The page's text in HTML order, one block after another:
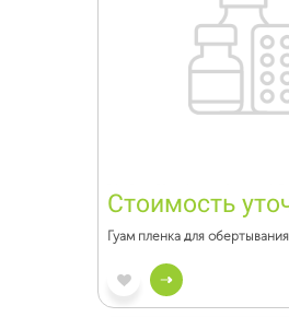
Стоимость
Гуам пленка для